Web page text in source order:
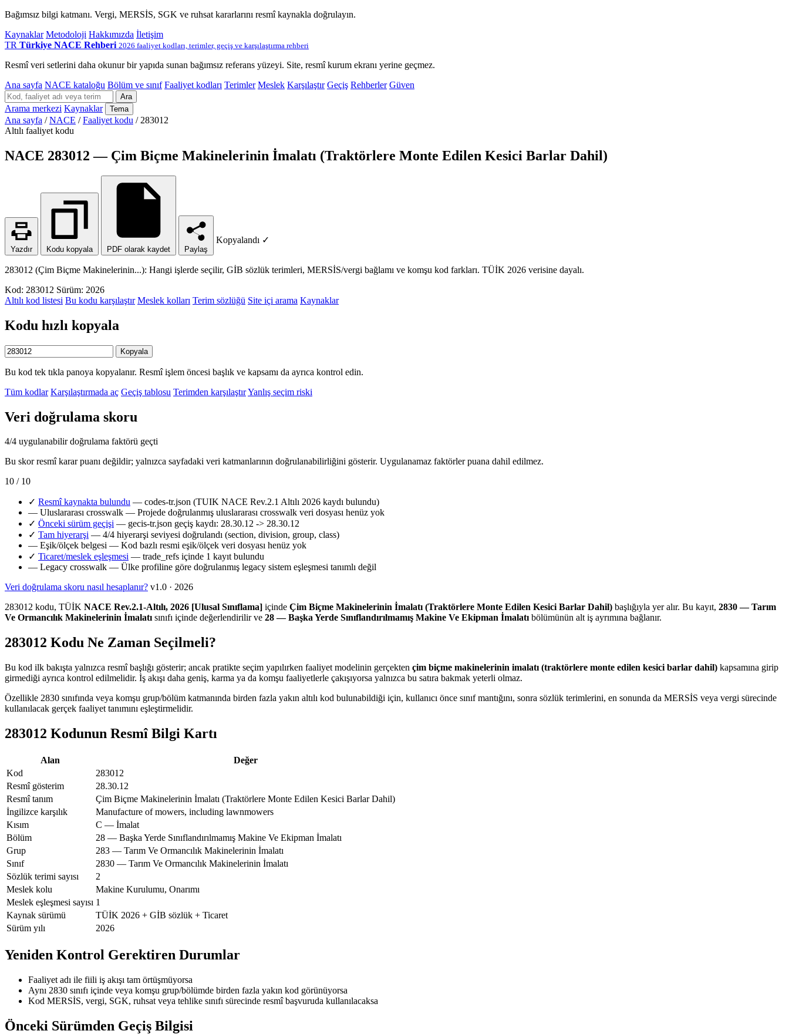
Bağımsız bilgi katmanı. Vergi, MERSİS, SGK ve ruhsat kararlarını resmî kaynakla doğrulayın.
Kaynaklar Metodoloji Hakkımızda İletişim
TR Türkiye NACE Rehberi 2026 faaliyet kodları, terimler, geçiş ve karşılaştırma rehberi
Resmî veri setlerini daha okunur bir yapıda sunan bağımsız referans yüzeyi. Site, resmî kurum ekranı yerine geçmez.
Ana sayfa NACE kataloğu Bölüm ve sınıf Faaliyet kodları Terimler Meslek Karşılaştır Geçiş Rehberler Güven
Ara
Arama merkezi Kaynaklar Tema
Ana sayfa / NACE / Faaliyet kodu / 283012
Altılı faaliyet kodu
NACE 283012 — Çim Biçme Makinelerinin İmalatı (Traktörlere Monte Edilen Kesici Barlar Dahil)
Yazdır Kodu kopyala PDF olarak kaydet Paylaş
Kopyalandı ✓
283012 (Çim Biçme Makinelerinin...): Hangi işlerde seçilir, GİB sözlük terimleri, MERSİS/vergi bağlamı ve komşu kod farkları. TÜİK 2026 verisine dayalı.
Kod: 283012 Sürüm: 2026
Altılı kod listesi Bu kodu karşılaştır Meslek kolları Terim sözlüğü Site içi arama Kaynaklar
Kodu hızlı kopyala
Kopyala
Bu kod tek tıkla panoya kopyalanır. Resmî işlem öncesi başlık ve kapsamı da ayrıca kontrol edin.
Tüm kodlar Karşılaştırmada aç Geçiş tablosu Terimden karşılaştırYanlış seçim riski
Veri doğrulama skoru
4/4 uygulanabilir doğrulama faktörü geçti
Bu skor resmî karar puanı değildir; yalnızca sayfadaki veri katmanlarının doğrulanabilirliğini gösterir. Uygulanamaz faktörler puana dahil edilmez.
10 / 10
✓ Resmî kaynakta bulundu — codes-tr.json (TUIK NACE Rev.2.1 Altılı 2026 kaydı bulundu)
— Uluslararası crosswalk — Projede doğrulanmış uluslararası crosswalk veri dosyası henüz yok
✓ Önceki sürüm geçişi — gecis-tr.json geçiş kaydı: 28.30.12 -> 28.30.12
✓ Tam hiyerarşi — 4/4 hiyerarşi seviyesi doğrulandı (section, division, group, class)
— Eşik/ölçek belgesi — Kod bazlı resmi eşik/ölçek veri dosyası henüz yok
✓ Ticaret/meslek eşleşmesi — trade_refs içinde 1 kayıt bulundu
— Legacy crosswalk — Ülke profiline göre doğrulanmış legacy sistem eşleşmesi tanımlı değil
Veri doğrulama skoru nasıl hesaplanır? v1.0 · 2026
283012 kodu, TÜİK NACE Rev.2.1-Altılı, 2026 [Ulusal Sınıflama] içinde Çim Biçme Makinelerinin İmalatı (Traktörlere Monte Edilen Kesici Barlar Dahil) başlığıyla yer alır. Bu kayıt, 2830 — Tarım
Ve Ormancılık Makinelerinin İmalatısınıfı içinde değerlendirilir ve 28 — Başka Yerde Sınıflandırılmamış Makine Ve Ekipman İmalatıbölümünün alt iş ayrımına bağlanır.
283012 Kodu Ne Zaman Seçilmeli?
Bu kod ilk bakışta yalnızca resmî başlığı gösterir; ancak pratikte seçim yapılırken faaliyet modelinin gerçekten çim biçme makinelerinin imalatı (traktörlere monte edilen kesici barlar dahil) kapsamına girip
girmediği ayrıca kontrol edilmelidir. İş akışı daha geniş, karma ya da komşu faaliyetlerle çakışıyorsa yalnızca bu satıra bakmak yeterli olmaz.
Özellikle 2830 sınıfında veya komşu grup/bölüm katmanında birden fazla yakın altılı kod bulunabildiği için, kullanıcı önce sınıf mantığını, sonra sözlük terimlerini, en sonunda da MERSİS veya vergi sürecinde
kullanılacak gerçek faaliyet tanımını eşleştirmelidir.
283012 Kodunun Resmî Bilgi Kartı
Alan
Değer
Kod
283012
Resmî gösterim
28.30.12
Resmî tanım
Çim Biçme Makinelerinin İmalatı (Traktörlere Monte Edilen Kesici Barlar Dahil)
İngilizce karşılık
Manufacture of mowers, including lawnmowers
Kısım
C — İmalat
Bölüm
28 — Başka Yerde Sınıflandırılmamış Makine Ve Ekipman İmalatı
Grup
283 — Tarım Ve Ormancılık Makinelerinin İmalatı
Sınıf
2830 — Tarım Ve Ormancılık Makinelerinin İmalatı
Sözlük terimi sayısı
2
Meslek kolu
Makine Kurulumu, Onarımı
Meslek eşleşmesi sayısı 1
Kaynak sürümü
TÜİK 2026 + GİB sözlük + Ticaret
Sürüm yılı
2026
Yeniden Kontrol Gerektiren Durumlar
Faaliyet adı ile fiili iş akışı tam örtüşmüyorsa
Aynı 2830 sınıfı içinde veya komşu grup/bölümde birden fazla yakın kod görünüyorsa
Kod MERSİS, vergi, SGK, ruhsat veya tehlike sınıfı sürecinde resmî başvuruda kullanılacaksa
Önceki Sürümden Geçiş Bilgisi